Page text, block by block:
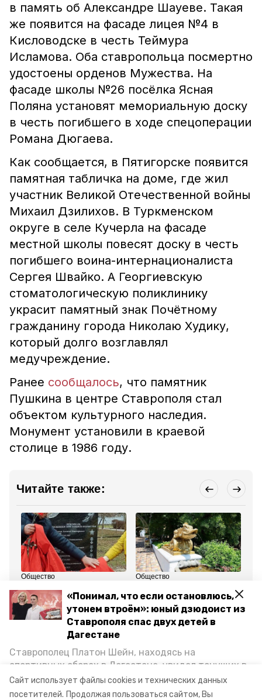
Сайт использует файлы cookies и технических данных
посетителей. Продолжая пользоваться сайтом, Вы
«Понимал, что если остановлюсь,
утонем втроём»: юный дзюдоист из
Ставрополя спас двух детей в
Дагестане
Ставрополец Платон Шейн, находясь на
спортивных сборах в Дегестане, увидел тонущих в
Каспийском море детей и бросился на помощь. По
возвращении домой, отважного мальчика
в память об Александре Шауеве. Такая
же появится на фасаде лицея №4 в
Кисловодске в честь Теймура
Исламова. Оба ставропольца посмертно
удостоены орденов Мужества. На
фасаде школы №26 посёлка Ясная
Поляна установят мемориальную доску
в честь погибшего в ходе спецоперации
Романа Дюгаева.
Как сообщается, в Пятигорске появится
памятная табличка на доме, где жил
участник Великой Отечественной войны
Михаил Дзилихов. В Туркменском
округе в селе Кучерла на фасаде
местной школы повесят доску в честь
погибшего воина-интернационалиста
Сергея Швайко. А Георгиевскую
стоматологическую поликлинику
украсит памятный знак Почётному
гражданину города Николаю Худику,
который долго возглавлял
медучреждение.
Ранее сообщалось, что памятник
Пушкина в центре Ставрополя стал
объектом культурного наследия.
Монумент установили в краевой
столице в 1986 году.
Читайте также:
Общество
Памятник погибшим
участникам боевых
действий открыли в
Кировском округе
Общество
Достопримечательности
Ставрополя отмечают
юбилеи в 2024 году
Все новости
памятники историческая память